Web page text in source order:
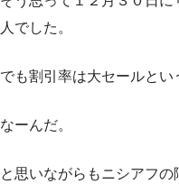
人でした。
でも割引率は大セールとい
なーんだ。
と思いながらもニシアフ